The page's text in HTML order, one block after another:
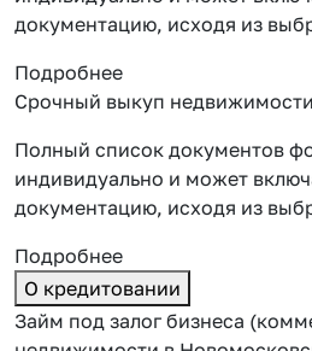
документацию, исходя из
Подробнее
Срочный выкуп недвижимости
Полный список документов
индивидуально и может
документацию, исходя из
Подробнее
О кредитовании
Займ под залог бизнеса